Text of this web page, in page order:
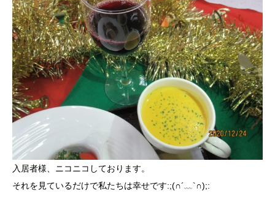
入居者様、ニコニコしております。
それを見ているだけで私たちは幸せです:;(∩´﹏`∩);: